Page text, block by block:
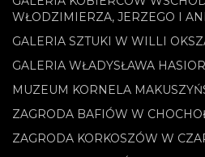
WŁODZIMIERZA, JERZEGO I
GALERIA SZTUKI W WILLI
GALERIA WŁADYSŁAWA
MUZEUM KORNELA
ZAGRODA BAFIÓW W
ZAGRODA KORKOSZÓW W